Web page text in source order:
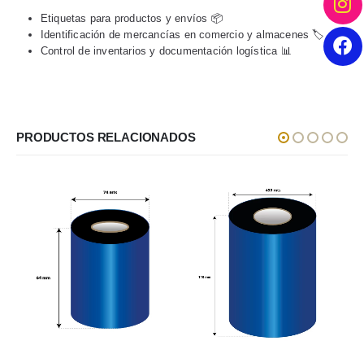
Etiquetas para productos y envíos 📦
Identificación de mercancías en comercio y almacenes 🏷️
Control de inventarios y documentación logística 📊
PRODUCTOS RELACIONADOS